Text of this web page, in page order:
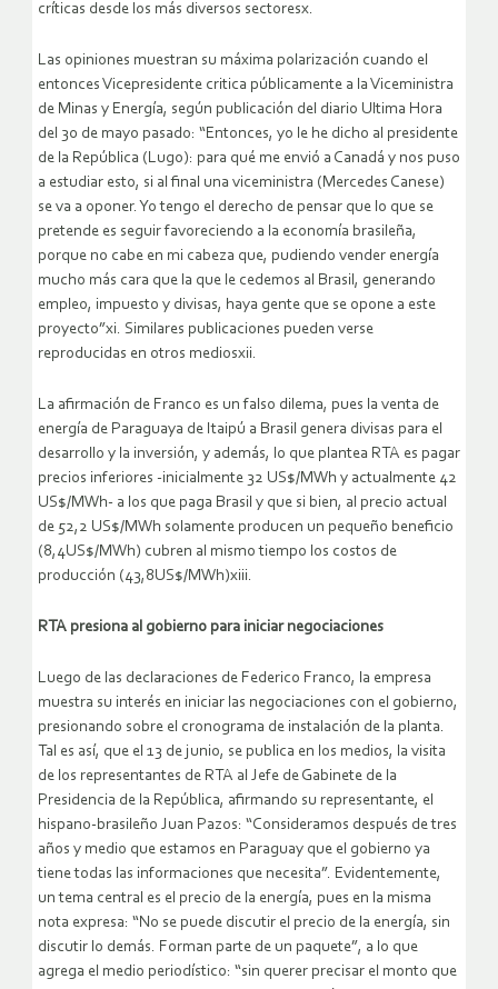
críticas desde los más diversos sectoresx.
Las opiniones muestran su máxima polarización cuando el
entonces Vicepresidente critica públicamente a la Viceministra
de Minas y Energía, según publicación del diario Ultima Hora
del 30 de mayo pasado: “Entonces, yo le he dicho al presidente
de la República (Lugo): para qué me envió a Canadá y nos puso
a estudiar esto, si al final una viceministra (Mercedes Canese)
se va a oponer. Yo tengo el derecho de pensar que lo que se
pretende es seguir favoreciendo a la economía brasileña,
porque no cabe en mi cabeza que, pudiendo vender energía
mucho más cara que la que le cedemos al Brasil, generando
empleo, impuesto y divisas, haya gente que se opone a este
proyecto”xi. Similares publicaciones pueden verse
reproducidas en otros mediosxii.
La afirmación de Franco es un falso dilema, pues la venta de
energía de Paraguaya de Itaipú a Brasil genera divisas para el
desarrollo y la inversión, y además, lo que plantea RTA es pagar
precios inferiores -inicialmente 32 US$/MWh y actualmente 42
US$/MWh- a los que paga Brasil y que si bien, al precio actual
de 52,2 US$/MWh solamente producen un pequeño beneficio
(8,4US$/MWh) cubren al mismo tiempo los costos de
producción (43,8US$/MWh)xiii.
RTA presiona al gobierno para iniciar negociaciones
Luego de las declaraciones de Federico Franco, la empresa
muestra su interés en iniciar las negociaciones con el gobierno,
presionando sobre el cronograma de instalación de la planta.
Tal es así, que el 13 de junio, se publica en los medios, la visita
de los representantes de RTA al Jefe de Gabinete de la
Presidencia de la República, afirmando su representante, el
hispano-brasileño Juan Pazos: “Consideramos después de tres
años y medio que estamos en Paraguay que el gobierno ya
tiene todas las informaciones que necesita”. Evidentemente,
un tema central es el precio de la energía, pues en la misma
nota expresa: “No se puede discutir el precio de la energía, sin
discutir lo demás. Forman parte de un paquete”, a lo que
agrega el medio periodístico: “sin querer precisar el monto que